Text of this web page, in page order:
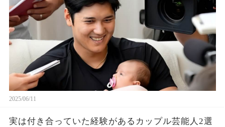
2025/06/11
実は付き合っていた経験があるカップル芸能人2選